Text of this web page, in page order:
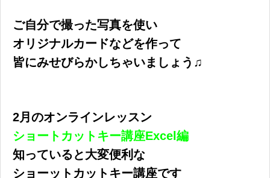
ご自分で撮った写真を使い
オリジナルカードなどを作って
皆にみせびらかしちゃいましょう♫
2月のオンラインレッスン
ショートカットキー講座Excel編
知っていると大変便利な
ショーットカットキー講座です